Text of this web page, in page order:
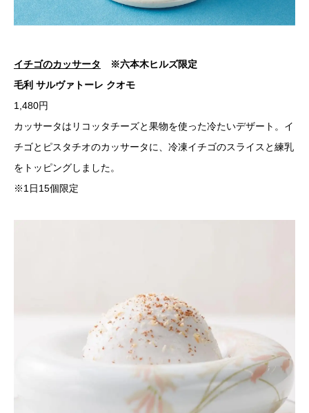
イチゴのカッサータ
※六本木ヒルズ限定
毛利 サルヴァトーレ クオモ
1,480円
カッサータはリコッタチーズと果物を使った冷たいデザート。イ
チゴとピスタチオのカッサータに、冷凍イチゴのスライスと練乳
をトッピングしました。
※1日15個限定